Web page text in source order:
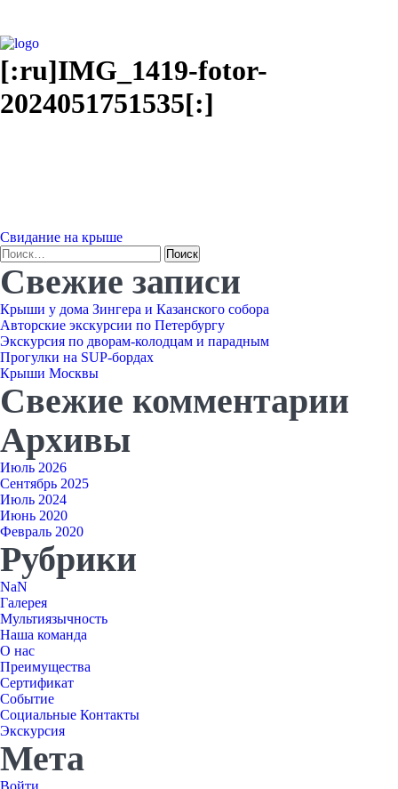
[:ru]IMG_1419-fotor-
2024051751535[:]
Навигация
по
записям
Свидание на крыше
Найти:
Свежие записи
Крыши у дома Зингера и Казанского собора
Авторские экскурсии по Петербургу
Экскурсия по дворам-колодцам и парадным
Прогулки на SUP-бордах
Крыши Москвы
Свежие комментарии
Архивы
Июль 2026
Сентябрь 2025
Июль 2024
Июнь 2020
Февраль 2020
Рубрики
NaN
Галерея
Мультиязычность
Наша команда
О нас
Преимущества
Сертификат
Событие
Социальные Контакты
Экскурсия
Мета
Войти